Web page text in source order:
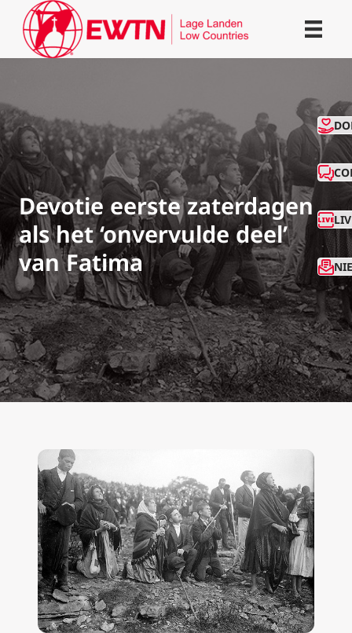
Devotie eerste zaterdagen
als het ‘onvervulde deel’
van Fatima